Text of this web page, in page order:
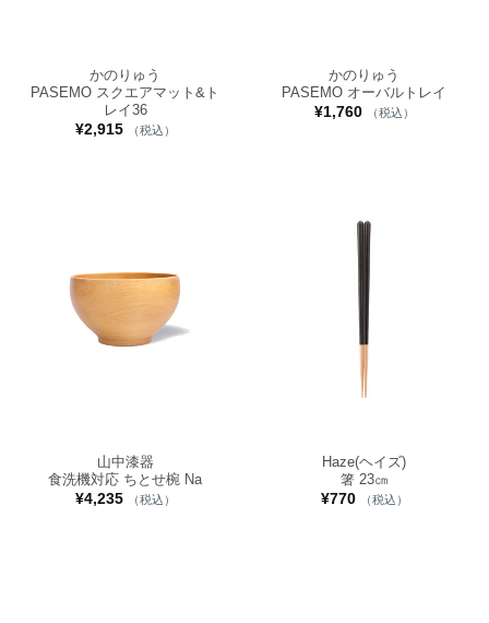
かのりゅう
PASEMO スクエアマット&ト
レイ36
¥2,915 （税込）
かのりゅう
PASEMO オーバルトレイ
¥1,760 （税込）
山中漆器
食洗機対応 ちとせ椀 Na
¥4,235 （税込）
Haze(ヘイズ)
箸 23㎝
¥770 （税込）